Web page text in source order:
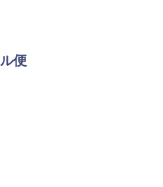
便